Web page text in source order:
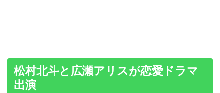
松村北斗と広瀬アリスが恋愛ドラマ
出演